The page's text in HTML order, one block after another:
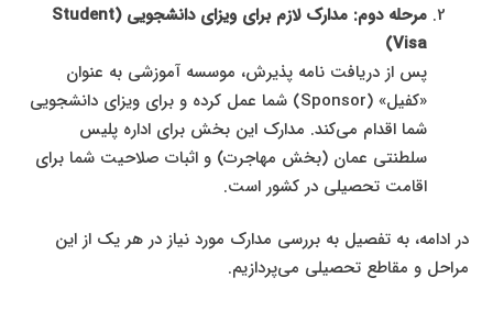
مرحله دوم: مدارک لازم برای ویزای دانشجویی (Student
Visa)
پس از دریافت نامه پذیرش، موسسه آموزشی به عنوان
«کفیل» (Sponsor) شما عمل کرده و برای ویزای دانشجویی
شما اقدام می‌کند. مدارک این بخش برای اداره پلیس
سلطنتی عمان (بخش مهاجرت) و اثبات صلاحیت شما برای
اقامت تحصیلی در کشور است.
در ادامه، به تفصیل به بررسی مدارک مورد نیاز در هر یک از این
مراحل و مقاطع تحصیلی می‌پردازیم.